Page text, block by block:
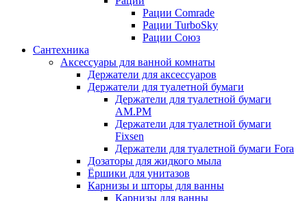
Рации Comrade
Рации TurboSky
Рации Союз
Сантехника
Аксессуары для ванной комнаты
Держатели для аксессуаров
Держатели для туалетной бумаги
Держатели для туалетной бумаги
AM.PM
Держатели для туалетной бумаги
Fixsen
Держатели для туалетной бумаги Fora
Дозаторы для жидкого мыла
Ёршики для унитазов
Карнизы и шторы для ванны
Карнизы для ванны